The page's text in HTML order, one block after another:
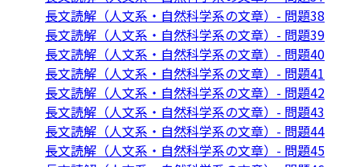
長文読解（人文系・自然科学系の文章）- 問題38
長文読解（人文系・自然科学系の文章）- 問題39
長文読解（人文系・自然科学系の文章）- 問題40
長文読解（人文系・自然科学系の文章）- 問題41
長文読解（人文系・自然科学系の文章）- 問題42
長文読解（人文系・自然科学系の文章）- 問題43
長文読解（人文系・自然科学系の文章）- 問題44
長文読解（人文系・自然科学系の文章）- 問題45